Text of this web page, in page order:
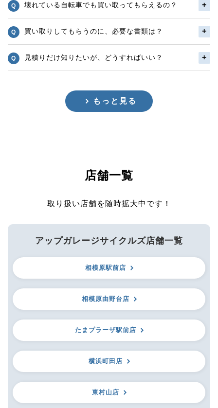
壊れている自転車でも買い取ってもらえるの？
買い取りしてもらうのに、必要な書類は？
見積りだけ知りたいが、どうすればいい？
もっと見る
店舗一覧
取り扱い店舗を随時拡大中です！
アップガレージサイクルズ店舗一覧
相模原駅前店
相模原由野台店
たまプラーザ駅前店
横浜町田店
東村山店